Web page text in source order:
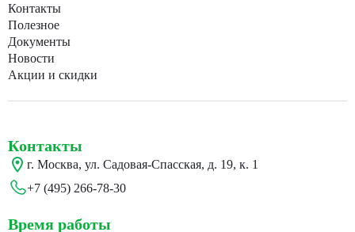
Контакты
Полезное
Документы
Новости
Акции и скидки
Контакты
г. Москва, ул. Садовая-Спасская, д. 19, к. 1
+7 (495) 266-78-30
Время работы